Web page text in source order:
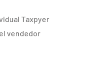
Taxpyer
vendedor